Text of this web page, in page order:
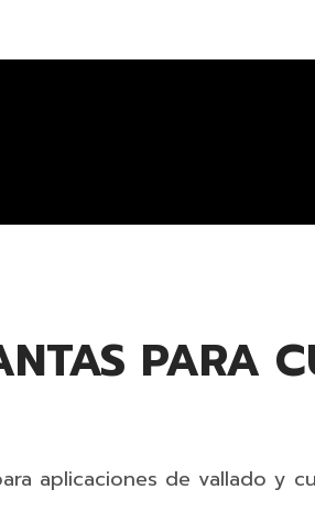
PARA
aplicaciones de vallado y